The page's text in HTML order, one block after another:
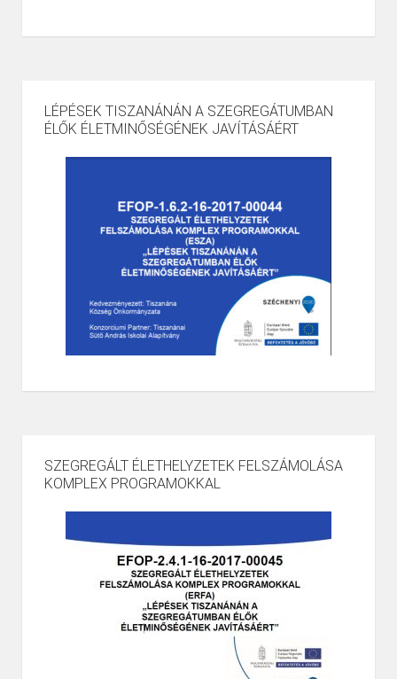
LÉPÉSEK TISZANÁNÁN A SZEGREGÁTUMBAN
ÉLŐK ÉLETMINŐSÉGÉNEK JAVÍTÁSÁÉRT
SZEGREGÁLT ÉLETHELYZETEK FELSZÁMOLÁSA
KOMPLEX PROGRAMOKKAL